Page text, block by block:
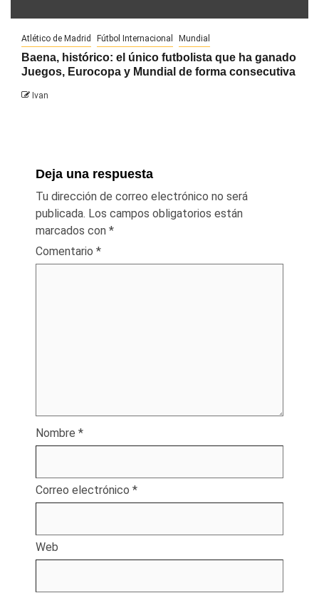
Atlético de Madrid Fútbol Internacional Mundial
Baena, histórico: el único futbolista que ha ganado
Juegos, Eurocopa y Mundial de forma consecutiva
Ivan
Deja una respuesta
Tu dirección de correo electrónico no será
publicada. Los campos obligatorios están
marcados con *
Comentario *
Nombre *
Correo electrónico *
Web